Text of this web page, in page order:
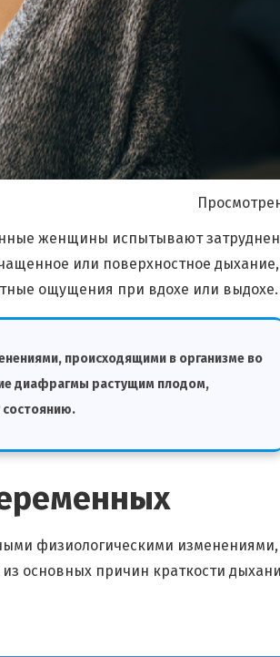
женщины испытывают
или поверхностное дыхание,
ощущения при вдохе или выдохе.
происходящими в организме во
диафрагмы растущим плодом,
состоянию.
физиологическими изменениями,
основных причин краткости